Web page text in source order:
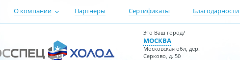
О компании Партнеры Сертификаты Благодарности
Это Ваш город?
МОСКВА
Московская обл, дер.
Серково, д. 50